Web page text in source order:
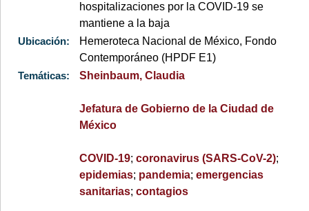
hospitalizaciones por la COVID-19 se
mantiene a la baja
Ubicación:
Hemeroteca Nacional de México, Fondo
Contemporáneo (HPDF E1)
Temáticas:
Sheinbaum, Claudia
Jefatura de Gobierno de la Ciudad de
México
COVID-19;coronavirus (SARS-CoV-2);
epidemias; pandemia;emergencias
sanitarias;contagios